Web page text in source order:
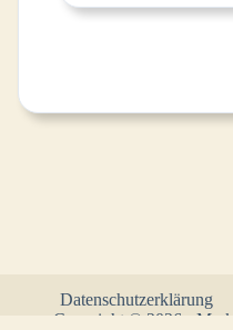
Datenschutzerklärung
Copyright © 2026 -